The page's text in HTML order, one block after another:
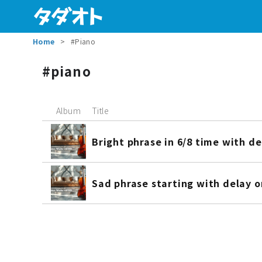
Home #Piano
piano
Album Title
Bright phrase in 6/8 time with
Sad phrase starting with delay